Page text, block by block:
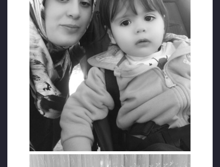
“Topluma nasıl bir nefret empoze edilmiş ise,
nasıl bir korku verilmiş ise insanlar
cenazelere saygı duyma duygusunu dahi
yitirmiş hale gelmişler. En basiti bizim
olayımız. Gördünüz, yaşadınız, siz de
duydunuz hakim bey. Ege’de vefat eden
Suriyeli bebek vardı, Aylan Kurdi ve o
dönemde onun için timsah gözyaşı dökenler,
gözyaşı dökmek için sıraya girenler bütün
zevab takımı, en alttan en üste bütün devlet
kademeleri kendi vatanının kendi öz evlatları
için nasıl bir kini, nasıl bir nefreti içlerinde
barındırıyorlarsa bırakın gözyaşı dökmeyi